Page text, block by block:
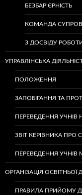
БЕЗБАР’ЄРНІСТЬ
КОМАНДА
З ДОСВІДУ
УПРАВЛІНСЬКА
ПОЛОЖЕННЯ
ЗАПОБІГАННЯ ТА
ПЕРЕВЕДЕННЯ УЧНІВ
ЗВІТ КЕРІВНИКА
ПЕРЕВЕДЕННЯ УЧНІВ
ОРГАНІЗАЦІЯ ОСВІТНЬОЇ
ПРАВИЛА ПРИЙОМУ